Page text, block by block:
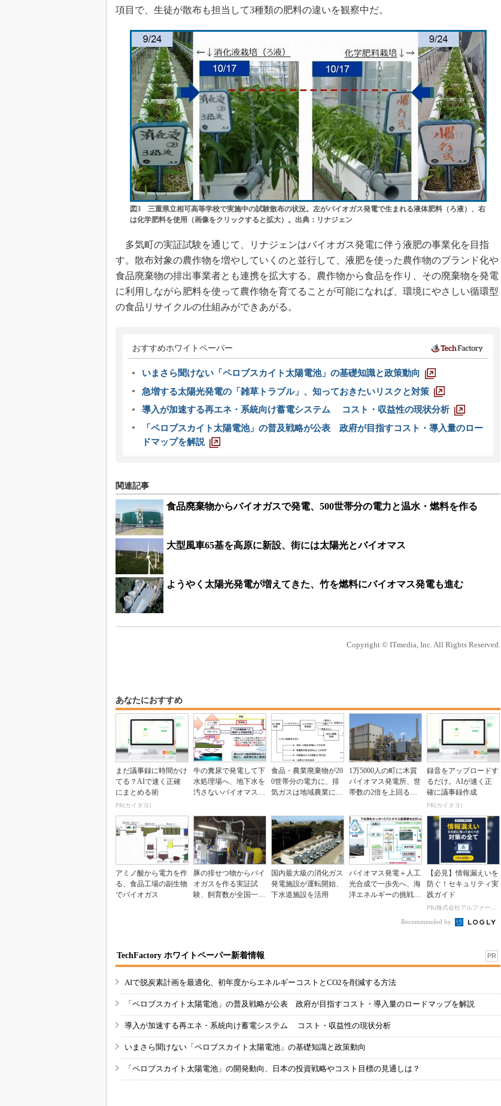
項目で、生徒が散布も担当して3種類の肥料の違いを観察中だ。
図3 三重県立相可高等学校で実施中の試験散布の状況。左がバイオガス発電で生まれる液体肥料（ろ液）、右
は化学肥料を使用（画像をクリックすると拡大）。出典：リナジェン
多気町の実証試験を通じて、リナジェンはバイオガス発電に伴う液肥の事業化を目指
す。散布対象の農作物を増やしていくのと並行して、液肥を使った農作物のブランド化や
食品廃棄物の排出事業者とも連携を拡大する。農作物から食品を作り、その廃棄物を発電
に利用しながら肥料を使って農作物を育てることが可能になれば、環境にやさしい循環型
の食品リサイクルの仕組みができあがる。
おすすめホワイトペーパー
いまさら聞けない「ペロブスカイト太陽電池」の基礎知識と政策動向
急増する太陽光発電の「雑草トラブル」、知っておきたいリスクと対策
導入が加速する再エネ・系統向け蓄電システム コスト・収益性の現状分析
「ペロブスカイト太陽電池」の普及戦略が公表 政府が目指すコスト・導入量のロー
ドマップを解説
関連記事
食品廃棄物からバイオガスで発電、500世帯分の電力と温水・燃料を作る
大型風車65基を高原に新設、街には太陽光とバイオマス
ようやく太陽光発電が増えてきた、竹を燃料にバイオマス発電も進む
Copyright © ITmedia, Inc. All Rights Reserved.
あなたにおすすめ
まだ議事録に時間かけ
てる？AIで速く正確
にまとめる術
PR(カイタヨ)
牛の糞尿で発電して下
水処理場へ、地下水を
汚さないバイオマス活
食品・農業廃棄物が20
0世帯分の電力に、排
気ガスは地域農業に活
1万5000人の町に木質
バイオマス発電所、世
帯数の2倍を上回る電
録音をアップロードす
るだけ。AIが速く正
確に議事録作成
PR(カイタヨ)
アミノ酸から電力を作
る、食品工場の副生物
でバイオガス
豚の排せつ物からバイ
オガスを作る実証試
験、飼育数が全国一の
国内最大級の消化ガス
発電施設が運転開始、
下水道施設を活用
バイオマス発電＋人工
光合成で一歩先へ、海
洋エネルギーの挑戦も
【必見】情報漏えいを
防ぐ！セキュリティ実
践ガイド
PR(株式会社アルファーテクノ)
Recommended by
TechFactory ホワイトペーパー新着情報 PR
AIで脱炭素計画を最適化、初年度からエネルギーコストとCO2を削減する方法
「ペロブスカイト太陽電池」の普及戦略が公表 政府が目指すコスト・導入量のロードマップを解説
導入が加速する再エネ・系統向け蓄電システム コスト・収益性の現状分析
いまさら聞けない「ペロブスカイト太陽電池」の基礎知識と政策動向
「ペロブスカイト太陽電池」の開発動向、日本の投資戦略やコスト目標の見通しは？